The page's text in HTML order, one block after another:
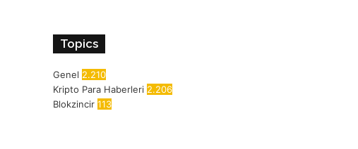
Topics
Genel 2.210
Kripto Para Haberleri 2.206
Blokzincir 113